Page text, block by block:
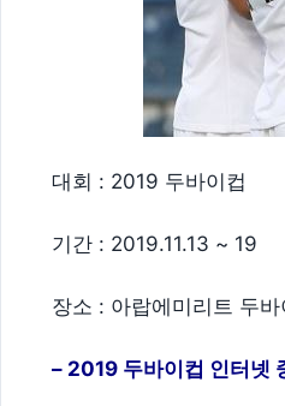
대회 : 2019 두바이컵
기간 : 2019.11.13 ~ 19
장소 : 아랍에미리트 두바
– 2019 두바이컵 인터넷